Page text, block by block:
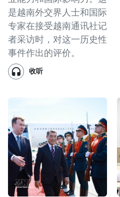
是越南外交界人士和国际
专家在接受越南通讯社记
者采访时，对这一历史性
事件作出的评价。
收听